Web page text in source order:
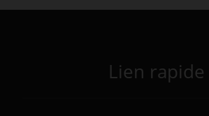
Lien rapide